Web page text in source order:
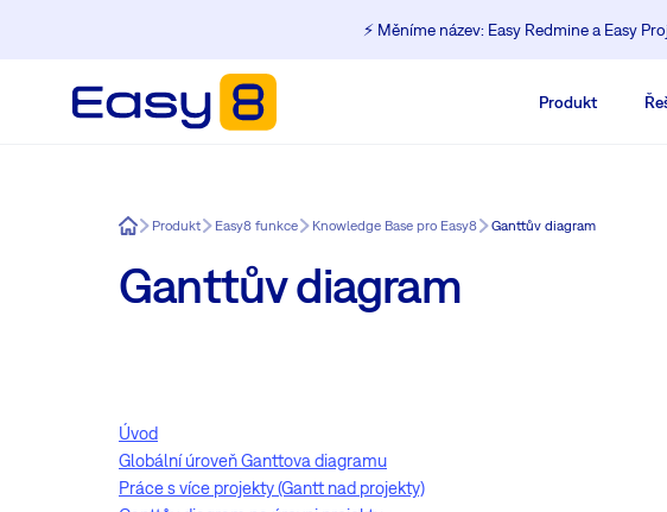
⚡️ Měníme název: Easy Redmine a Easy
Produkt
Easy8Produkt Easy8 funkce Knowledge Base pro Easy8 Ganttův diagram
Ganttův diagram
Úvod
Globální úroveň Ganttova diagramu
Práce s více projekty (Gantt nad projekty)